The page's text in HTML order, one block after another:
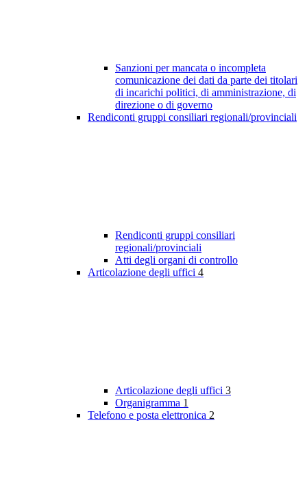
Sanzioni per mancata o incompleta
comunicazione dei dati da parte dei titolari
di incarichi politici, di amministrazione, di
direzione o di governo
Rendiconti gruppi consiliari regionali/provinciali
Rendiconti gruppi consiliari
regionali/provinciali
Atti degli organi di controllo
Articolazione degli uffici 4
Articolazione degli uffici 3
Organigramma 1
Telefono e posta elettronica 2